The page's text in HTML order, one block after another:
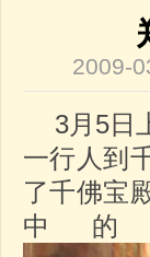
2009-
3月5日
一行人到
了千佛宝
中